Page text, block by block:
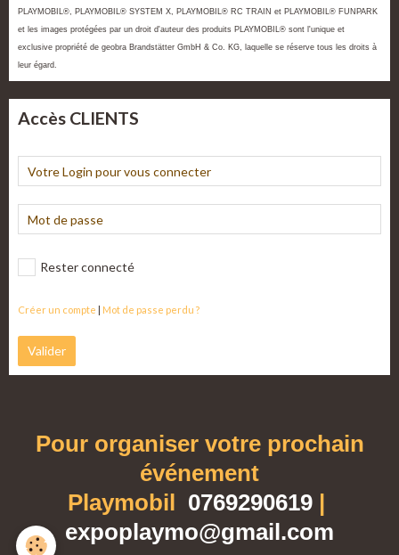
PLAYMOBIL®, PLAYMOBIL® SYSTEM X, PLAYMOBIL® RC TRAIN et PLAYMOBIL® FUNPARK
et les images protégées par un droit d'auteur des produits PLAYMOBIL® sont l'unique et
exclusive propriété de geobra Brandstätter GmbH & Co. KG, laquelle se réserve tous les droits à
leur égard.
Accès CLIENTS
Rester connecté
Créer un compte Mot de passe perdu ?
Valider
Pour organiser votre prochain
événement
Playmobil 0769290619 |
expoplaymo@gmail.com